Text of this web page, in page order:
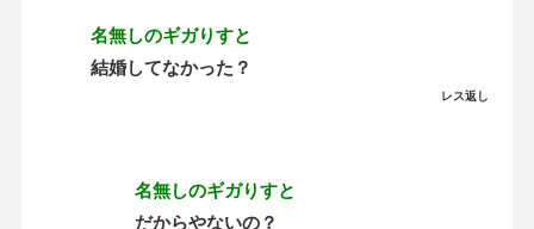
名無しのギガりすと
結婚してなかった？
レス返し
名無しのギガりすと
だからやないの？